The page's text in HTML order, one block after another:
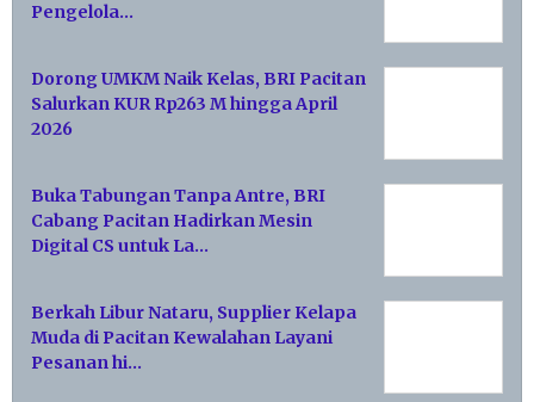
Pengelola…
Dorong UMKM Naik Kelas, BRI Pacitan
Salurkan KUR Rp263 M hingga April
2026
Buka Tabungan Tanpa Antre, BRI
Cabang Pacitan Hadirkan Mesin
Digital CS untuk La…
Berkah Libur Nataru, Supplier Kelapa
Muda di Pacitan Kewalahan Layani
Pesanan hi…